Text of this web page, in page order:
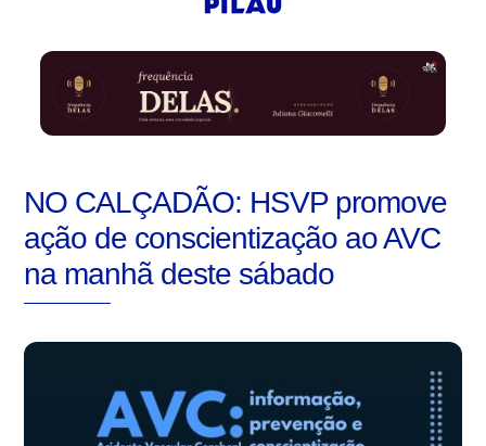
NO CALÇADÃO: HSVP promove
ação de conscientização ao AVC
na manhã deste sábado